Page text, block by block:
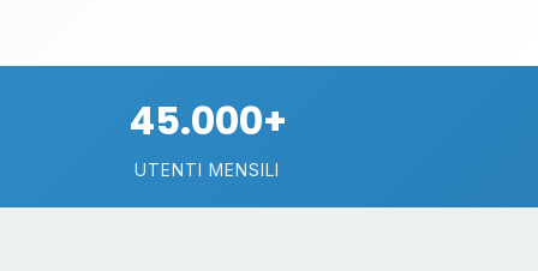
45.000+
UTENTI MENSILI